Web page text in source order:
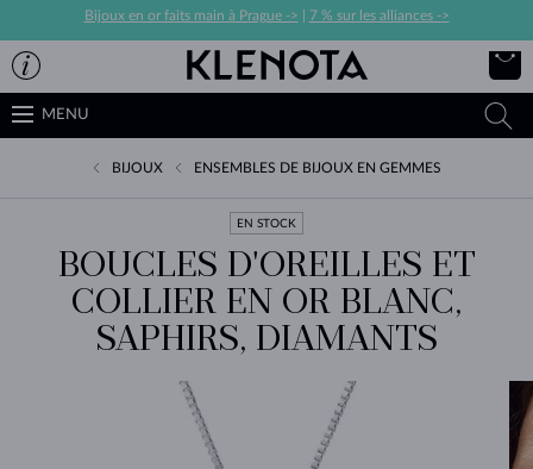
Bijoux en or faits main à Prague -> 7 % sur les alliances ->
MENU
BIJOUX ENSEMBLES DE BIJOUX EN GEMMES
EN STOCK
BOUCLES D'OREILLES ET
COLLIER EN OR BLANC,
SAPHIRS, DIAMANTS